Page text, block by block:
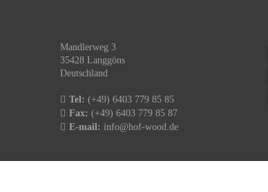
Mandlerweg 3
35428 Langgöns
Deutschland
Tel: (+49) 6403 779 85 85
Fax: (+49) 6403 779 85 87
E-mail: info@hof-wood.de